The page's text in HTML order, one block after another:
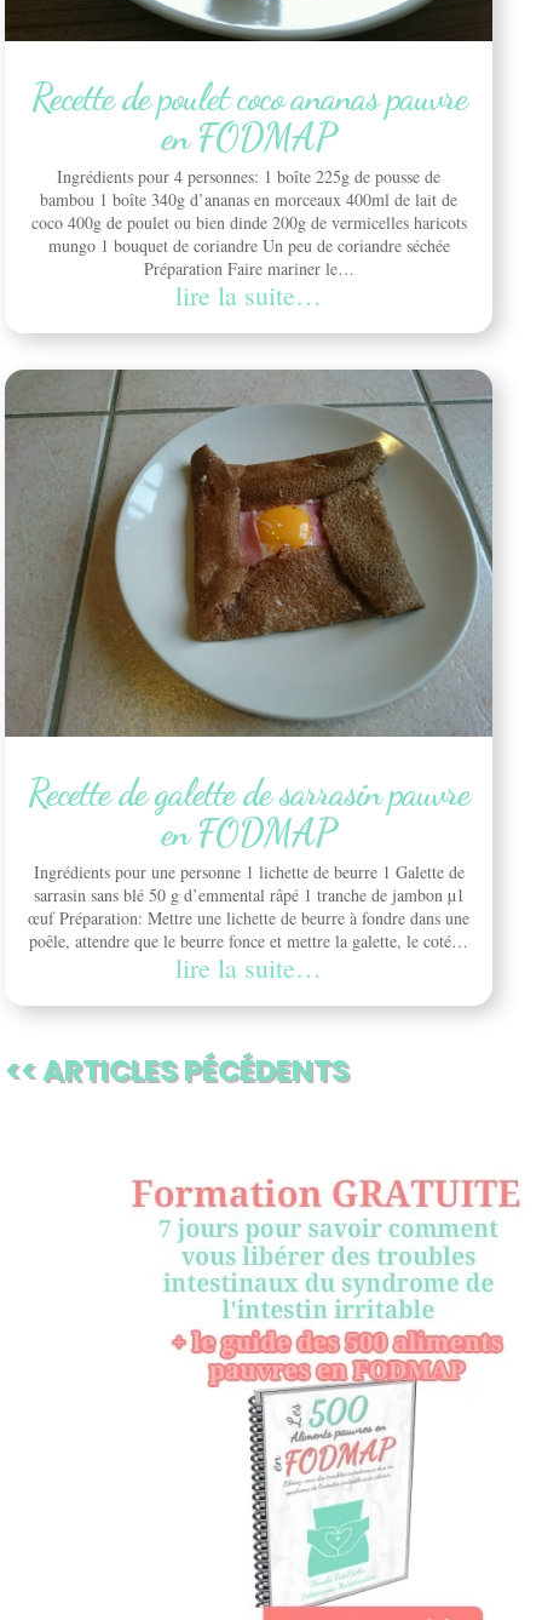
Recette de poulet coco ananas pauvre
en FODMAP
Ingrédients pour 4 personnes: 1 boîte 225g de pousse de
bambou 1 boîte 340g d’ananas en morceaux 400ml de lait de
coco 400g de poulet ou bien dinde 200g de vermicelles haricots
mungo 1 bouquet de coriandre Un peu de coriandre séchée
Préparation Faire mariner le…
lire la suite…
Recette de galette de sarrasin pauvre
en FODMAP
Ingrédients pour une personne 1 lichette de beurre 1 Galette de
sarrasin sans blé 50 g d’emmental râpé 1 tranche de jambon µ1
œuf Préparation: Mettre une lichette de beurre à fondre dans une
poêle, attendre que le beurre fonce et mettre la galette, le coté…
lire la suite…
<< ARTICLES PÉCÉDENTS